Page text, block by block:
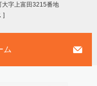
字上富田3215番地
]
ム